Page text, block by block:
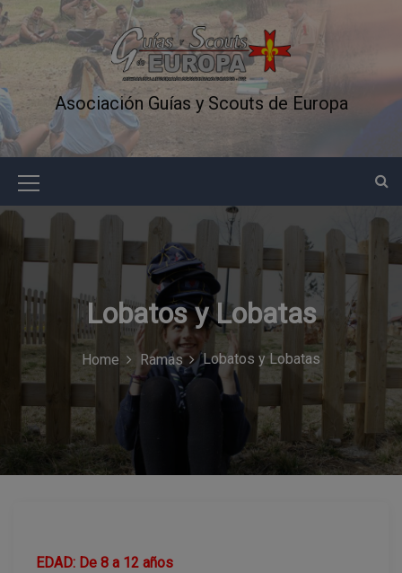
S
k
i
p
t
o
c
o
t
Asociación Guías y Scouts de Europa
M
e
n
u
I
c
o
n
Lobatos y Lobatas
Home Ramas Lobatos y Lobatas
EDAD: De 8 a 12 años